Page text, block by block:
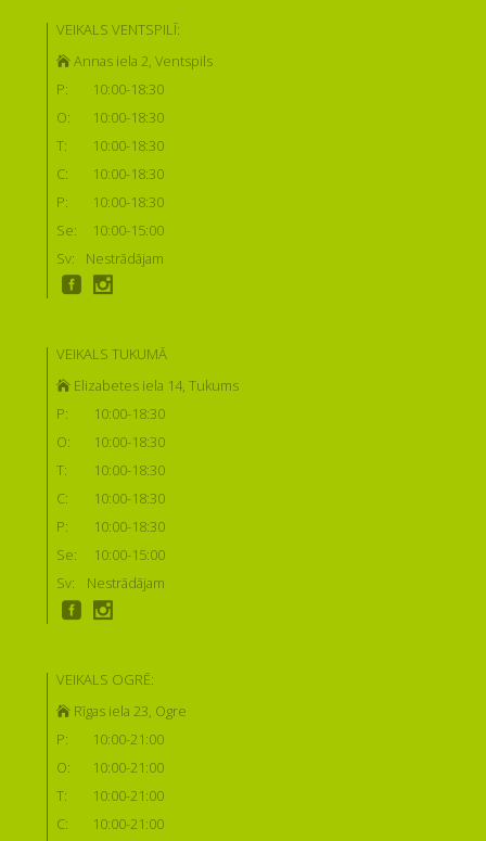
VEIKALS VENTSPILĪ:
Annas iela 2, Ventspils
P:
10:00-18:30
O:
10:00-18:30
T:
10:00-18:30
C:
10:00-18:30
P:
10:00-18:30
Se:
10:00-15:00
Sv:
Nestrādājam
VEIKALS TUKUMĀ
Elizabetes iela 14, Tukums
P:
10:00-18:30
O:
10:00-18:30
T:
10:00-18:30
C:
10:00-18:30
P:
10:00-18:30
Se:
10:00-15:00
Sv:
Nestrādājam
VEIKALS OGRĒ:
Rīgas iela 23, Ogre
P:
10:00-21:00
O:
10:00-21:00
T:
10:00-21:00
C:
10:00-21:00